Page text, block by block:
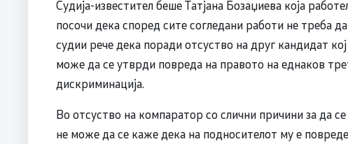
Судија-известител беше Татјана Бозаџиева која
посочи дека според сите согледани работи не треба
судии рече дека поради отсуство на друг кандидат
може да се утврди повреда на правото на еднаков
дискриминација.
Во отсуство на компаратор со слични причини за да
не може да се каже дека на подносителот му е